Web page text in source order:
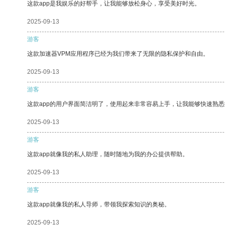
这款app是我娱乐的好帮手，让我能够放松身心，享受美好时光。
2025-09-13
游客
这款加速器VPM应用程序已经为我们带来了无限的隐私保护和自由。
2025-09-13
游客
这款app的用户界面简洁明了，使用起来非常容易上手，让我能够快速熟
2025-09-13
游客
这款app就像我的私人助理，随时随地为我的办公提供帮助。
2025-09-13
游客
这款app就像我的私人导师，带领我探索知识的奥秘。
2025-09-13